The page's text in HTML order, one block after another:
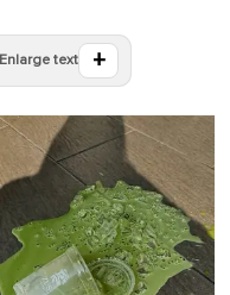
Enlarge text +